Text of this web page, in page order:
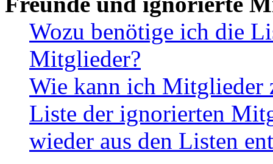
Wozu benötige ich die
Mitglieder?
Wie kann ich Mitglieder
Liste der ignorierten
wieder aus den Listen